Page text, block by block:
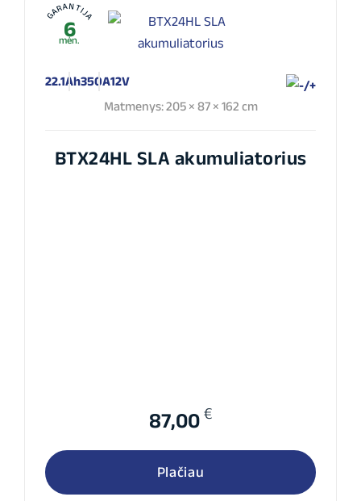
GARANTIJA
6
mėn.
22.1Ah350A12V
Matmenys: 205 × 87 × 162 cm
BTX24HL SLA akumuliatorius
87,00 €
Plačiau